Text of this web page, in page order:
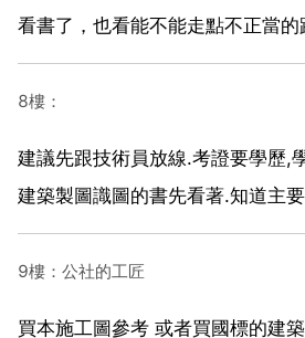
看書了，也看能不能走點不正當的
8樓：
建議先跟技術員放線.考證要學歷,
建築製圖識圖的書先看著.知道主
9樓：公社的工匠
買本施工圖參考 或者買國標的建